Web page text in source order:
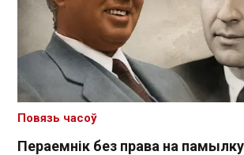
Пераемнік без права на
Повязь часоў